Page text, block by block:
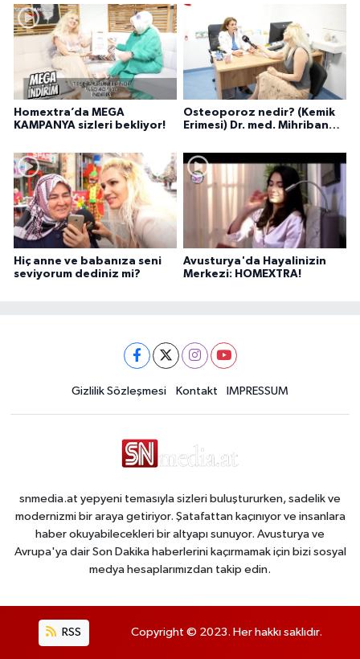
Homextra’da MEGA
KAMPANYA sizleri bekliyor!
Osteoporoz nedir? (Kemik
Erimesi) Dr. med. Mihriban
Hiç anne ve babanıza seni
seviyorum dediniz mi?
Avusturya'da Hayalinizin
Merkezi: HOMEXTRA!
Gizlilik Sözleşmesi Kontakt IMPRESSUM
snmedia.at yepyeni temasıyla sizleri buluştururken, sadelik ve
modernizmi bir araya getiriyor. Şatafattan kaçınıyor ve insanlara
haber okuyabilecekleri bir altyapı sunuyor. Avusturya ve
Avrupa'ya dair Son Dakika haberlerini kaçırmamak için bizi sosyal
medya hesaplarımızdan takip edin.
RSS Copyright © 2023. Her hakkı saklıdır.